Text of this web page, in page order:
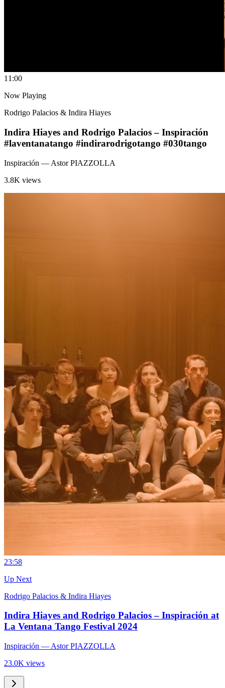
1 1:00
Now Playing
Rodrigo Palacios & Indira Hiayes
Indira Hiayes and Rodrigo Palacios – Inspiración
#laventanatango #indirarodrigotango #030tango
Inspiración — Astor PIAZZOLLA
3.8K views
23:58
Up Next
Rodrigo Palacios & Indira Hiayes
Indira Hiayes and Rodrigo Palacios – Inspiración at
La Ventana Tango Festival 2024
Inspiración — Astor PIAZZOLLA
23.0K views